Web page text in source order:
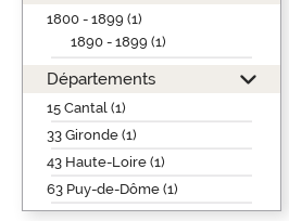
1800 - 1899 (1)
1890 - 1899 (1)
Départements
15 Cantal (1)
33 Gironde (1)
43 Haute-Loire (1)
63 Puy-de-Dôme (1)